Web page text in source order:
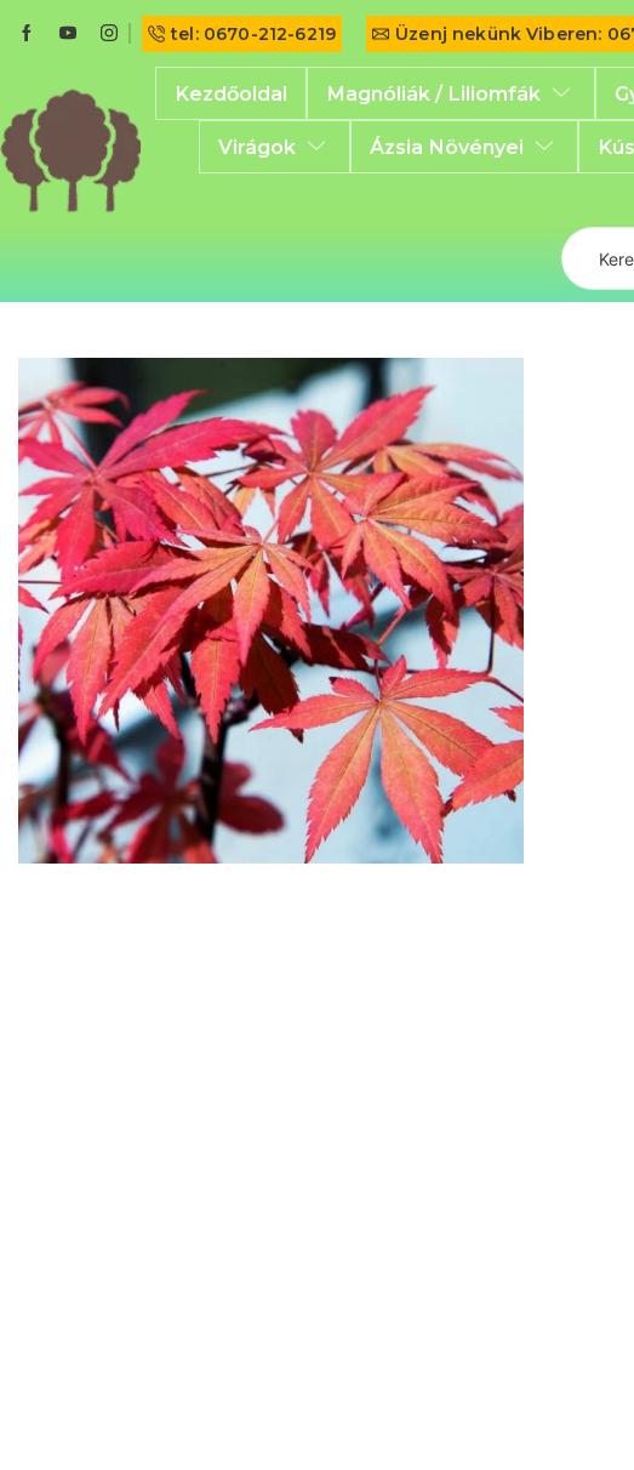
tel: 0670-212-6219 Üzenj nekünk Viberen:
Kezdőoldal Magnóliák / Liliomfák
Virágok Ázsia Növényei